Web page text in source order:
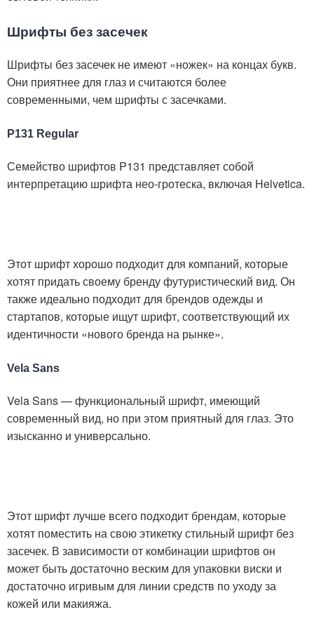
Шрифты без засечек
Шрифты без засечек не имеют «ножек» на концах букв.
Они приятнее для глаз и считаются более
современными, чем шрифты с засечками.
P131 Regular
Семейство шрифтов P131 представляет собой
интерпретацию шрифта нео-гротеска, включая Helvetica.
Этот шрифт хорошо подходит для компаний, которые
хотят придать своему бренду футуристический вид. Он
также идеально подходит для брендов одежды и
стартапов, которые ищут шрифт, соответствующий их
идентичности «нового бренда на рынке».
Vela Sans
Vela Sans — функциональный шрифт, имеющий
современный вид, но при этом приятный для глаз. Это
изысканно и универсально.
Этот шрифт лучше всего подходит брендам, которые
хотят поместить на свою этикетку стильный шрифт без
засечек. В зависимости от комбинации шрифтов он
может быть достаточно веским для упаковки виски и
достаточно игривым для линии средств по уходу за
кожей или макияжа.